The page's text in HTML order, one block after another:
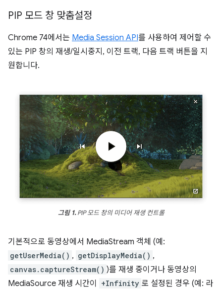
PIP 모드 창 맞춤설정
Chrome 74에서는 Media Session API를 사용하여 제어할 수
있는 PIP 창의 재생/일시중지, 이전 트랙, 다음 트랙 버튼을 지
원합니다.
그림 1.PIP 모드 창의 미디어 재생 컨트롤
기본적으로 동영상에서 MediaStream 객체 (예:
getUserMedia() , getDisplayMedia() ,
canvas.captureStream() )를 재생 중이거나 동영상의
MediaSource 재생 시간이
+Infinity 로 설정된 경우 (예: 라